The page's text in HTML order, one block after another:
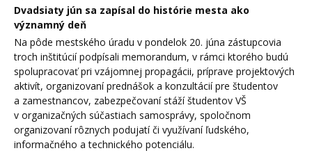
Dvadsiaty jún sa zapísal do histórie mesta ako
významný deň
Na pôde mestského úradu v pondelok 20. júna zástupcovia
troch inštitúcií podpísali memorandum, v rámci ktorého budú
spolupracovať pri vzájomnej propagácii, príprave projektových
aktivít, organizovaní prednášok a konzultácií pre študentov
a zamestnancov, zabezpečovaní stáží študentov VŠ
v organizačných súčastiach samosprávy, spoločnom
organizovaní rôznych podujatí či využívaní ľudského,
informačného a technického potenciálu.